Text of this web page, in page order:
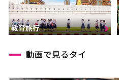
教育旅行
動画で見るタイ